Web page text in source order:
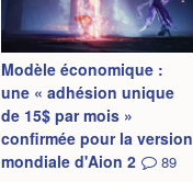
Modèle économique :
une « adhésion unique
de 15$ par mois »
confirmée pour la version
mondiale d'Aion 2
89